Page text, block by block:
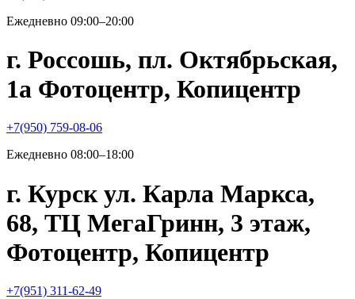
Ежедневно 09:00–20:00
г. Россошь, пл. Октябрьская,
1а Фотоцентр, Копицентр
+7(950) 759-08-06
Ежедневно 08:00–18:00
г. Курск ул. Карла Маркса,
68, ТЦ МегаГринн, 3 этаж,
Фотоцентр, Копицентр
+7(951) 311-62-49